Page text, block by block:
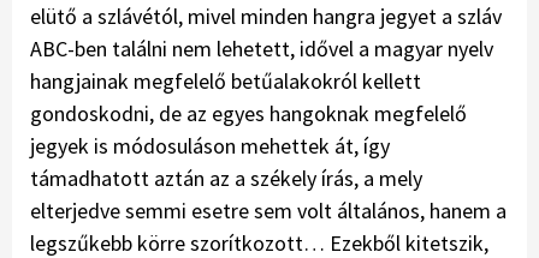
elütő a szlávétól, mivel minden hangra jegyet a szláv
ABC-ben találni nem lehetett, idővel a magyar nyelv
hangjainak megfelelő betűalakokról kellett
gondoskodni, de az egyes hangoknak megfelelő
jegyek is módosuláson mehettek át, így
támadhatott aztán az a székely írás, a mely
elterjedve semmi esetre sem volt általános, hanem a
legszűkebb körre szorítkozott… Ezekből kitetszik,